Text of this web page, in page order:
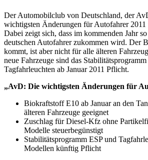
Der Automobilclub von Deutschland, der
wichtigsten Änderungen für Autofahrer 2011
Dabei zeigt sich, dass im kommenden Jahr
deutschen Autofahrer zukommen wird. Der
kommt, ist aber nicht für alle älteren
neue Fahrzeuge sind das
Tagfahrleuchten ab Januar 2011 Pflicht.
„AvD: Die wichtigsten Änderungen für
Biokraftstoff E10 ab Januar an den
älteren Fahrzeuge geeignet
Zuschlag für Diesel-Kfz ohne
Modelle steuerbegünstigt
Stabilitätsprogramm ESP und
Modellen künftig Pflicht